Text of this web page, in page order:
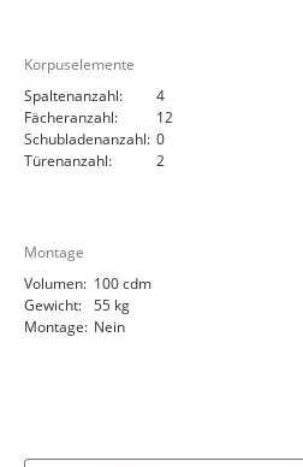
Korpuselemente
Spaltenanzahl:
4
Fächeranzahl:
12
Schubladenanzahl: 0
Türenanzahl:
2
Montage
Volumen: 100 cdm
Gewicht: 55 kg
Montage: Nein